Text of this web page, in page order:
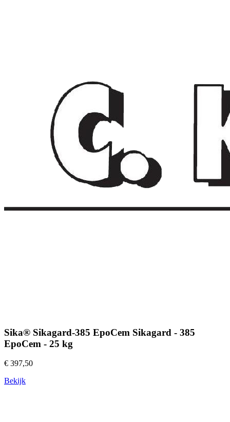
Sika® Sikagard-385 EpoCem Sikagard - 385
EpoCem - 25 kg
€ 397,50
Bekijk